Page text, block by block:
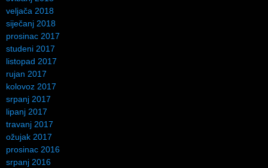
veljača 2018
siječanj 2018
prosinac 2017
studeni 2017
listopad 2017
rujan 2017
kolovoz 2017
srpanj 2017
lipanj 2017
travanj 2017
ožujak 2017
prosinac 2016
srpanj 2016